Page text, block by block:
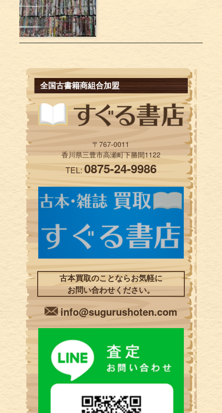
全国古書籍商組合加盟
〒767-0011
香川県三豊市高瀬町下勝間1122
TEL:0875-24-9986
古本買取のことならお気軽に
お問い合わせください。
info@sugurushoten.com